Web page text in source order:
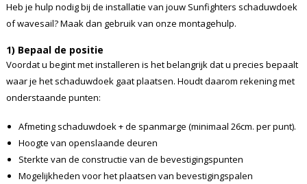
Heb je hulp nodig bij de installatie van jouw Sunfighters schaduwdoek
of wavesail? Maak dan gebruik van onze montagehulp.
1) Bepaal de positie
Voordat u begint met installeren is het belangrijk dat u precies bepaalt
waar je het schaduwdoek gaat plaatsen. Houdt daarom rekening met
onderstaande punten:
Afmeting schaduwdoek + de spanmarge (minimaal 26cm. per punt).
Hoogte van openslaande deuren
Sterkte van de constructie van de bevestigingspunten
Mogelijkheden voor het plaatsen van bevestigingspalen